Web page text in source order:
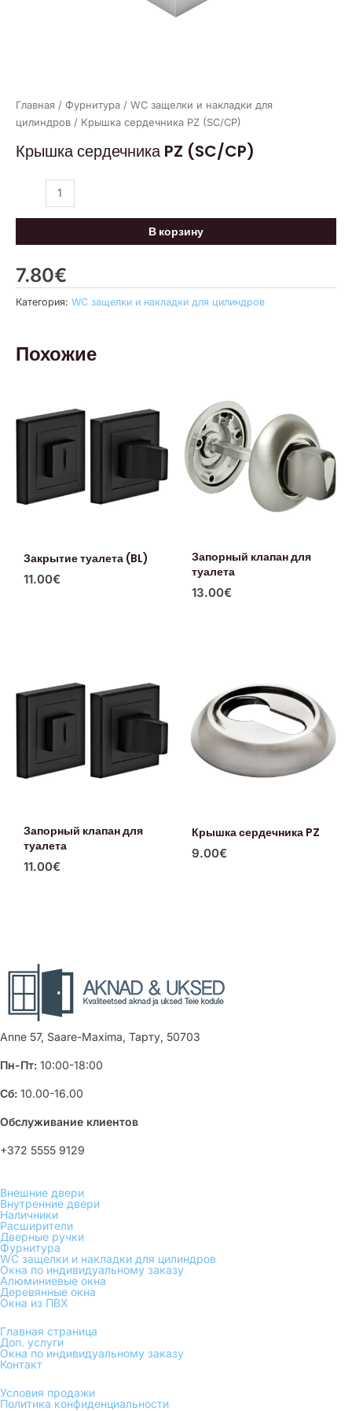
Главная / Фурнитура / WC защелки и накладки для
цилиндров / Крышка сердечника PZ (SC/CP)
Крышка сердечника PZ (SC/CP)
7.80€
В корзину
Категория: WC защелки и накладки для цилиндров
Похожие
Закрытие туалета (BL)
11.00€
Запорный клапан для
туалета
13.00€
Запорный клапан для
туалета
11.00€
Крышка сердечника PZ
9.00€
Anne 57, Saare-Maxima, Тарту, 50703
Пн-Пт: 10:00-18:00
Сб: 10.00-16.00
Обслуживание клиентов
+372 5555 9129
Внешние двери
Внутренние двери
Наличники
Расширители
Дверные ручки
Фурнитура
WC защелки и накладки для цилиндров
Окна по индивидуальному заказу
Алюминиевые окна
Деревянные окна
Окна из ПВХ
Главная страница
Доп. услуги
Окна по индивидуальному заказу
Контакт
Условия продажи
Политика конфиденциальности